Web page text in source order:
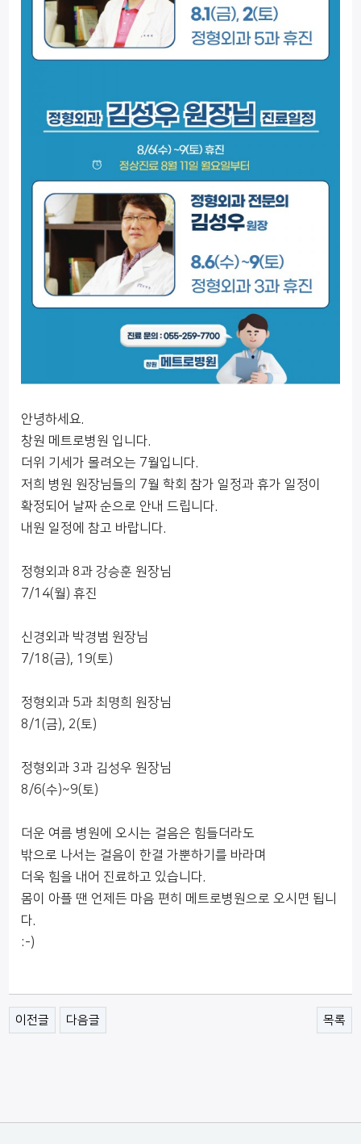
안녕하세요.
창원 메트로병원 입니다.
더위 기세가 몰려오는 7월입니다.
저희 병원 원장님들의 7월 학회 참가 일정과 휴가 일정이
확정되어 날짜 순으로 안내 드립니다.
내원 일정에 참고 바랍니다.
정형외과 8과 강승훈 원장님
7/14(월) 휴진
신경외과 박경범 원장님
7/18(금), 19(토)
정형외과 5과 최명희 원장님
8/1(금), 2(토)
정형외과 3과 김성우 원장님
8/6(수)~9(토)
​더운 여름 병원에 오시는 걸음은 힘들더라도
밖으로 나서는 걸음이 한결 가뿐하기를 바라며
더욱 힘을 내어 진료하고 있습니다.
몸이 아플 땐 언제든 마음 편히 메트로병원으로 오시면 됩니
다.
:-)
이전글 다음글 목록